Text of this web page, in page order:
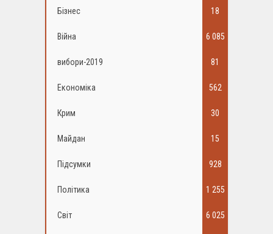
Бізнес 18
Війна 6 085
вибори-2019 81
Економіка 562
Крим 30
Майдан 15
Підсумки 928
Політика 1 255
Світ 6 025